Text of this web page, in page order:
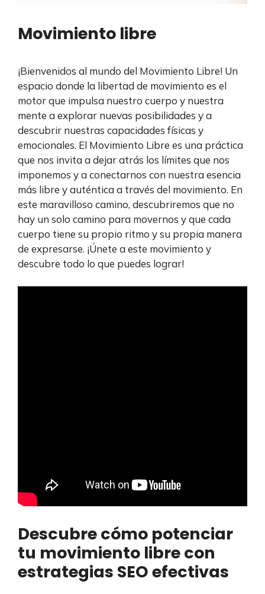
Movimiento libre
¡Bienvenidos al mundo del Movimiento Libre! Un
espacio donde la libertad de movimiento es el
motor que impulsa nuestro cuerpo y nuestra
mente a explorar nuevas posibilidades y a
descubrir nuestras capacidades físicas y
emocionales. El Movimiento Libre es una práctica
que nos invita a dejar atrás los límites que nos
imponemos y a conectarnos con nuestra esencia
más libre y auténtica a través del movimiento. En
este maravilloso camino, descubriremos que no
hay un solo camino para movernos y que cada
cuerpo tiene su propio ritmo y su propia manera
de expresarse. ¡Únete a este movimiento y
descubre todo lo que puedes lograr!
Descubre cómo potenciar
tu movimiento libre con
estrategias SEO efectivas